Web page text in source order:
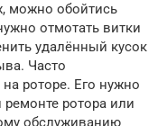
можно обойтись
отмотать витки
удалённый кусок
Часто
роторе. Его нужно
ротора или
обслуживанию